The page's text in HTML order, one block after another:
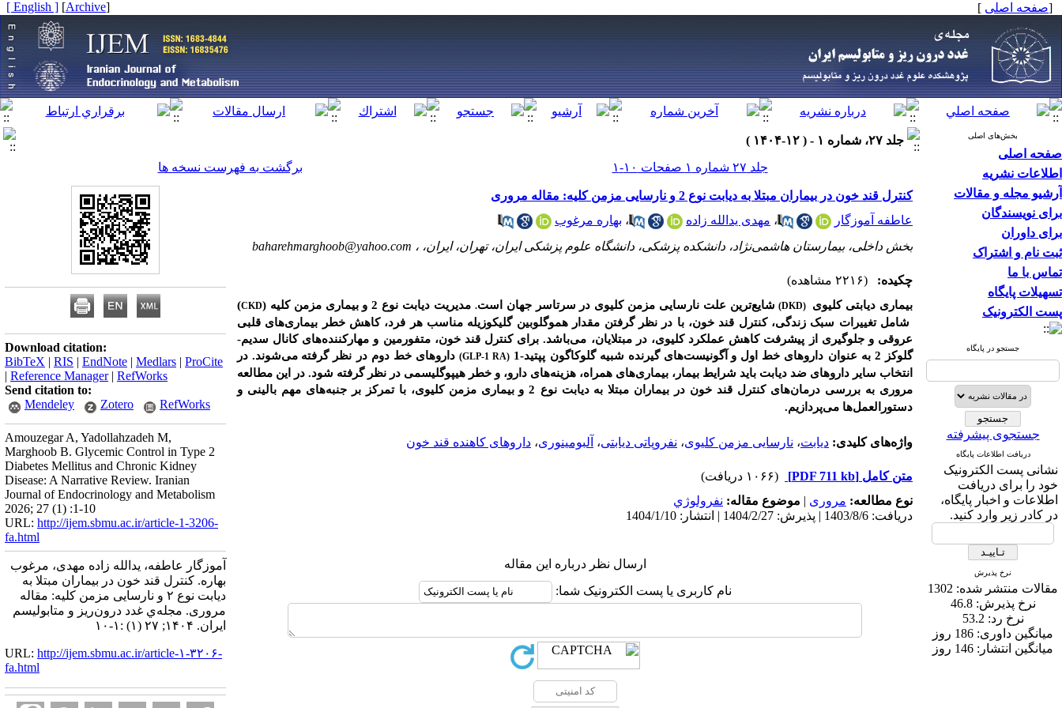
[صفحه اصلی ]
[
Archive
]
[ English ]
بخش‌های اصلی
صفحه اصلی
اطلاعات نشریه
آرشیو مجله و مقالات
برای نویسندگان
برای داوران
ثبت نام و اشتراک
تماس با ما
تسهیلات پایگاه
پست الکترونیک
جستجو در پایگاه
جستجوی پیشرفته
دریافت اطلاعات پایگاه
نشانی پست الکترونیک
خود را برای دریافت
اطلاعات و اخبار پایگاه،
در کادر زیر وارد کنید.
نرخ پذیرش
مقالات منتشر شده: 1302
نرخ پذیرش:46.8
نرخ رد: 53.2
میانگین داوری: 186 روز
میانگین انتشار: 146 روز
جلد ۲۷، شماره ۱ - ( ۱۲-۱۴۰۴ )
جلد ۲۷ شماره ۱ صفحات ۱۰-۱
برگشت به فهرست نسخه ها
کنترل قند خون در بیماران مبتلا به دیابت نوع 2 و نارسایی مزمن کلیه: مقاله مروری
عاطفه آموزگار
، مهدی یدالله زاده ، بهاره مرغوب
بخش داخلی، بیمارستان هاشمی‌نژاد، دانشکده پزشکی، دانشگاه علوم پزشکی ایران، تهران، ایران، ، baharehmarghoob@yahoo.com
چکیده: (۲۲۱۶ مشاهده)
بیماری دیابتی کلیوی (DKD) شایع‌ترین علت نارسایی مزمن کلیوی در سرتاسر جهان است. مدیریت دیابت نوع 2 و بیماری مزمن کلیه ( CKD
)
شامل تغییرات سبک زندگی، کنترل قند خون، با در نظر گرفتن مقدار هموگلوبین گلیکوزیله مناسب هر فرد، کاهش خطر بیماری‌های قلبی
عروقی و جلوگیری از پیشرفت کاهش عملکرد کلیوی، در مبتلایان، می‌باشد. برای کنترل قند خون، متفورمین و مهارکننده‌های کانال سدیم-
گلوکز 2 به عنوان داروهای خط اول و
آگونیست‌های گیرنده شبیه گلوکاگون پپتید-1 (GLP-1 RA) داروهای خط دوم در نظر گرفته می‌شوند. در
انتخاب سایر داروهای ضد دیابت باید شرایط بیمار، بیماری‌های همراه، هزینه‌های دارو، و خطر هیپوگلیسمی در نظر گرفته شود. در این مطالعه
مروری به بررسی درمان‌های کنترل قند خون در بیماران مبتلا به دیابت نوع 2 و
بیماری مزمن کلیوی، با تمرکز بر جنبه‌های مهم بالینی و
دستورالعمل‌ها می‌پردازیم.
واژه‌های کلیدی: دیابت، نارسایی مزمن کلیوی، نفروپاتی دیابتی، آلبومینوری، داروهای کاهنده قند خون
متن کامل [PDF 711 kb]
(۱۰۶۶ دریافت)
نوع مطالعه: مروری | موضوع مقاله: نفرولوژي
دریافت: 1403/8/6 | پذیرش: 1404/2/27 | انتشار: 1404/1/10
ارسال نظر درباره این مقاله
نام کاربری یا پست الکترونیک شما:
Download citation:
BibTeX | RIS | EndNote | Medlars | ProCite
| Reference Manager| RefWorks
Send citation to:
Mendeley
Zotero RefWorks
Amouzegar A, Yadollahzadeh M,
Marghoob B. Glycemic Control in Type 2
Diabetes Mellitus and Chronic Kidney
Disease: A Narrative Review. Iranian
Journal of Endocrinology and Metabolism
2026; 27 (1) :1-10
URL: http://ijem.sbmu.ac.ir/article-1-3206-
fa.html
آموزگار عاطفه، یدالله زاده مهدی، مرغوب
بهاره. کنترل قند خون در بیماران مبتلا به
دیابت نوع ۲ و نارسایی مزمن کلیه: مقاله
مروری. مجله‌ي غدد درون‌ريز و متابوليسم
ايران. ۱۴۰۴; ۲۷ (۱) :۱-۱۰
URL: http://ijem.sbmu.ac.ir/article-۱-۳۲۰۶-
fa.html